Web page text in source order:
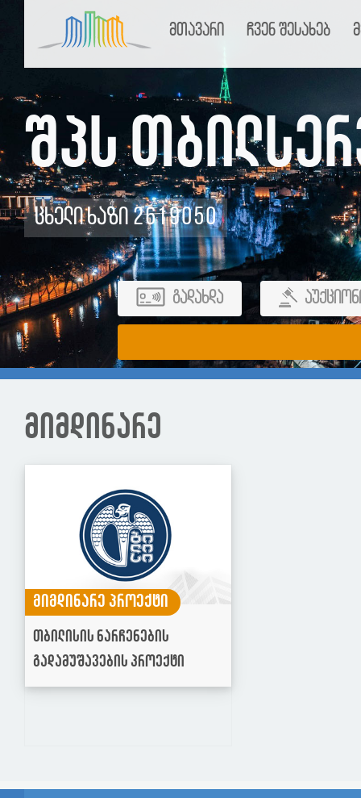
მთავარი ჩვენ შესახებ
შპს
ცხელი ხაზი 2619050
გადახდა
მიმდინარე
მიმდინარე პროექტი
თბილისის ნარჩენების
გადამუშავების პროექტი